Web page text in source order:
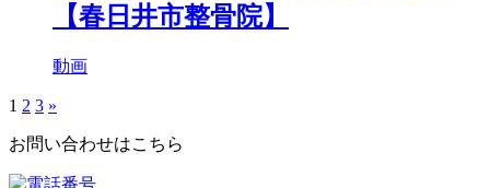
【春日井市整骨院】
動画
1 2 3 »
お問い合わせはこちら